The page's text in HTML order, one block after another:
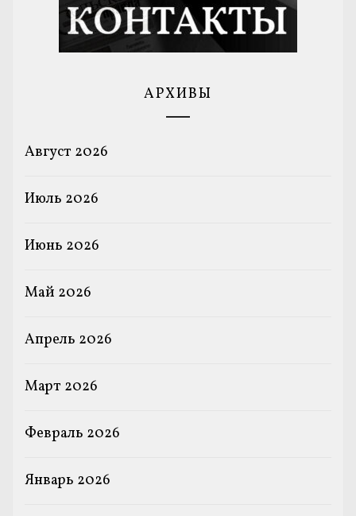
АРХИВЫ
Август 2026
Июль 2026
Июнь 2026
Май 2026
Апрель 2026
Март 2026
Февраль 2026
Январь 2026